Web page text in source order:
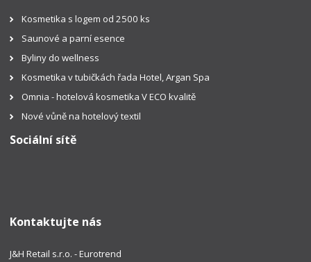
Kosmetika s logem od 2500 ks
Saunové a parní esence
Byliny do wellness
Kosmetika v tubičkách řada Hotel, Argan Spa
Omnia - hotelová kosmetika V ECO kvalitě
Nové vůně na hotelový textil
Sociální sítě
Kontaktujte nás
J&H Retail s.r.o. - Eurotrend